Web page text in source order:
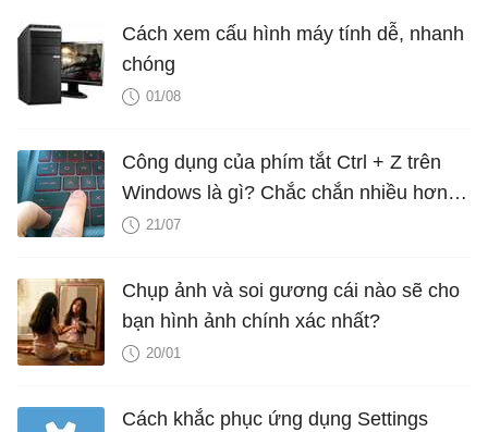
Cách xem cấu hình máy tính dễ, nhanh
chóng
01/08
Công dụng của phím tắt Ctrl + Z trên
Windows là gì? Chắc chắn nhiều hơn
bạn nghĩ
21/07
Chụp ảnh và soi gương cái nào sẽ cho
bạn hình ảnh chính xác nhất?
20/01
Cách khắc phục ứng dụng Settings